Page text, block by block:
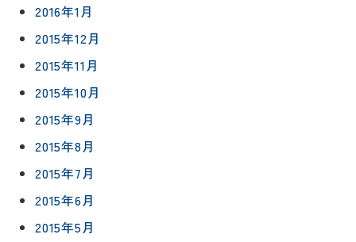
2016年1月
2015年12月
2015年11月
2015年10月
2015年9月
2015年8月
2015年7月
2015年6月
2015年5月